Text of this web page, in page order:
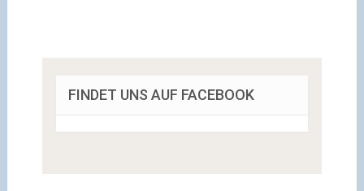
FINDET UNS AUF FACEBOOK